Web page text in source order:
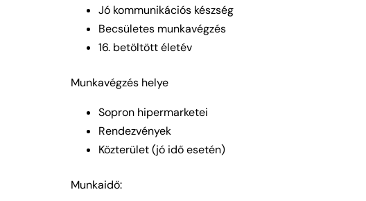
Jó kommunikációs készség
Becsületes munkavégzés
16. betöltött életév
Munkavégzés helye
Sopron hipermarketei
Rendezvények
Közterület (jó idő esetén)
Munkaidő: